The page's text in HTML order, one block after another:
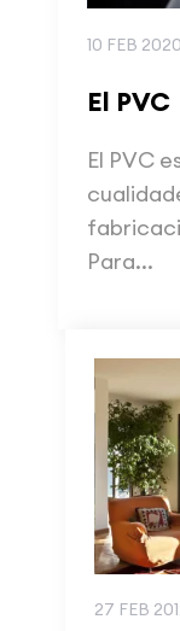
10 FEB 2020
El PVC
El PVC
Para...
27 FEB